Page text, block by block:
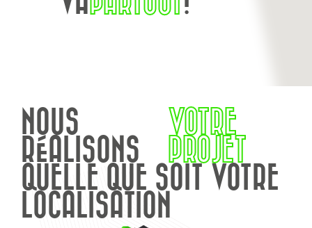
NOUS
RÉALISONS
VOTRE
PROJET
QUELLE QUE SOIT VOTRE
LOCALISATION